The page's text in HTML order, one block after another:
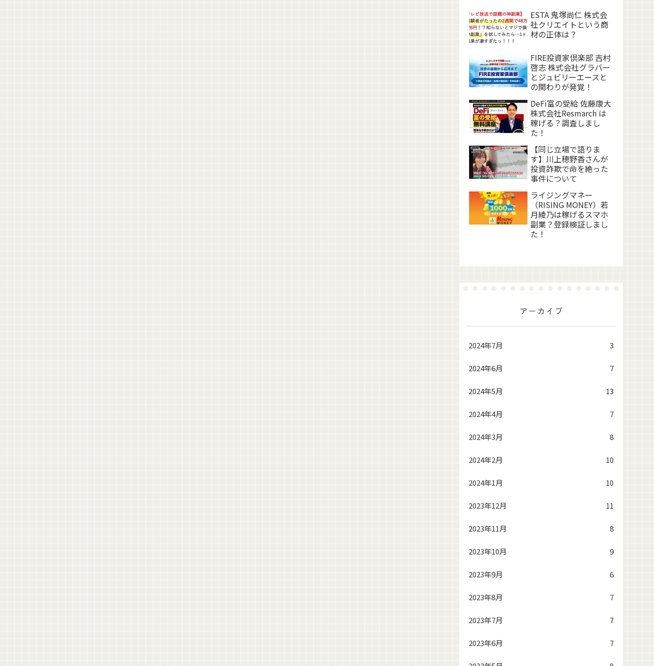
ESTA 鬼塚尚仁 株式会
社クリエイトという商
材の正体は？
FIRE投資家倶楽部 吉村
啓志 株式会社グラバー
とジュビリーエースと
の関わりが発覚！
DeFi富の受給 佐藤康大
株式会社Resmarch は
稼げる？調査しまし
た！
【同じ立場で語りま
す】川上穂野香さんが
投資詐欺で命を絶った
事件について
ライジングマネー
（RISING MONEY）若
月綾乃は稼げるスマホ
副業？登録検証しまし
た！
アーカイブ
2024年7月 3
2024年6月 7
2024年5月 13
2024年4月 7
2024年3月 8
2024年2月 10
2024年1月 10
2023年12月 11
2023年11月 8
2023年10月 9
2023年9月 6
2023年8月 7
2023年7月 7
2023年6月 7